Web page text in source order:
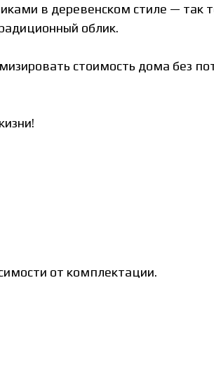
в деревенском стиле — так
облик.
стоимость дома без
от комплектации.